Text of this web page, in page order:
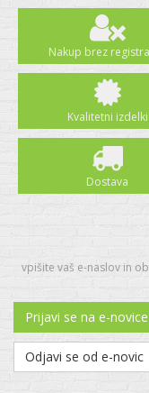
Nakup brez
Kvalitetni izdelki
Dostava
vpišite vaš e-naslov in
Prijavi se na e-novice
Odjavi se od e-novic